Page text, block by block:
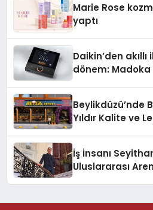
Marie Rose
yaptı
Daikin’den
dönem: Madoka
Beylikdüzü’nde
Yıldır Kalite ve
İş İnsanı
Uluslararası